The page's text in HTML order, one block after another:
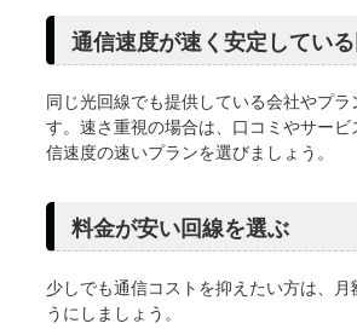
通信速度が速く安定してい
同じ光回線でも提供している会社やプ
す。速さ重視の場合は、口コミやサー
信速度の速いプランを選びましょう。
料金が安い回線を選ぶ
少しでも通信コストを抑えたい方は、
うにしましょう。